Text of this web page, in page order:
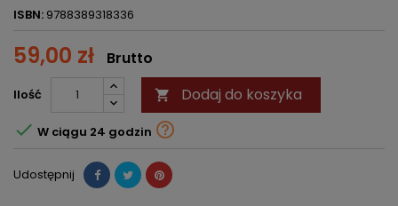
ISBN: 9788389318336
59,00 zł Brutto
Ilość  Dodaj do koszyka
 W ciągu 24 godzin 
Udostępnij